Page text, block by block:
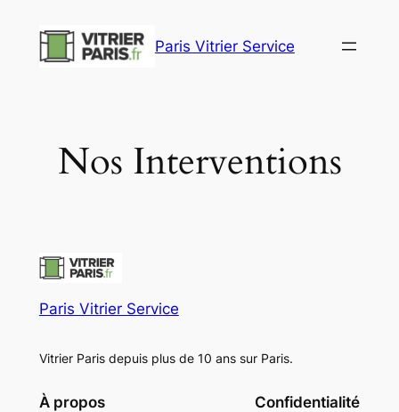
contenu
Paris Vitrier Service
Nos Interventions
Paris Vitrier Service
Vitrier Paris depuis plus de 10 ans sur Paris.
À propos Confidentialité